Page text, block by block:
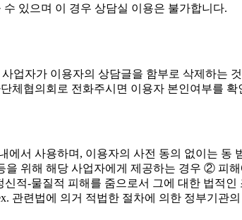
있으며 이 경우 상담실 이용은 불가합니다.
업자가 이용자의 상담글을 함부로 삭제하는
체협의회로 전화주시면 이용자 본인여부를
서 사용하며, 이용자의 사전 동의 없이는 동
위해 해당 사업자에게 제공하는 경우 ② 피
적-물질적 피해를 줌으로서 그에 대한 법적인
관련법에 의거 적법한 절차에 의한 정부기관